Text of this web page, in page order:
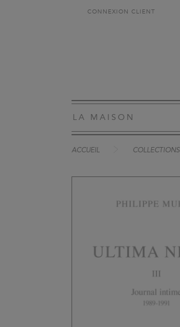
CONNEXION CLIENT
LA MAISON
ACCUEIL COLLECTIONS